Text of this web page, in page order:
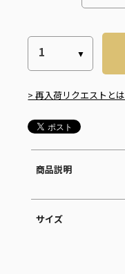
> 再入荷リクエストとは
商品説明
サイズ